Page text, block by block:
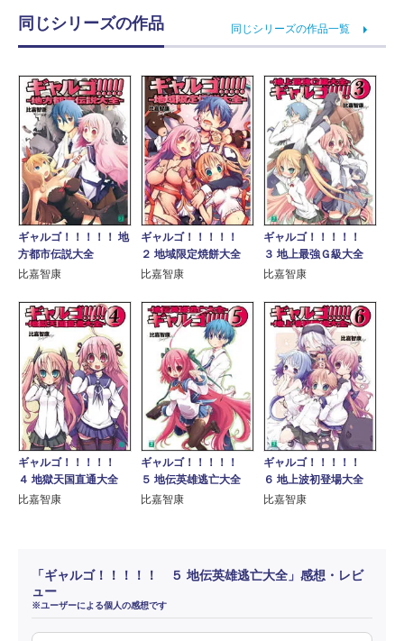
同じシリーズの作品 同じシリーズの作品一覧
ギャルゴ！！！！！ 地
方都市伝説大全
比嘉智康
ギャルゴ！！！！！
２ 地域限定焼餅大全
比嘉智康
ギャルゴ！！！！！
３ 地上最強Ｇ級大全
比嘉智康
ギャルゴ！！！！！
４ 地獄天国直通大全
比嘉智康
ギャルゴ！！！！！
５ 地伝英雄逃亡大全
比嘉智康
ギャルゴ！！！！！
６ 地上波初登場大全
比嘉智康
「ギャルゴ！！！！！ ５ 地伝英雄逃亡大全」感想・レビ
ュー
※ユーザーによる個人の感想です